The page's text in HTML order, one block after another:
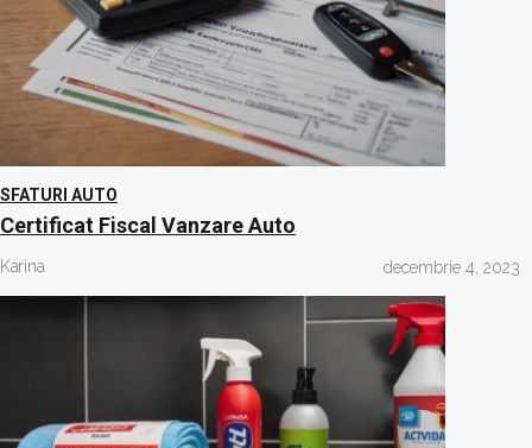
SFATURI AUTO
Certificat Fiscal Vanzare Auto
Karina decembrie 4, 2023